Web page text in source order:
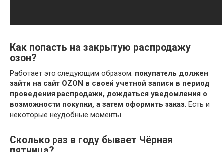
Как попасть на закрытую распродажу
озон?
Работает это следующим образом: покупатель должен
зайти на сайт OZON в своей учетной записи в период
проведения распродажи, дождаться уведомления о
возможности покупки, а затем оформить заказ. Есть и
некоторые неудобные моменты.
Сколько раз в году бывает Чёрная